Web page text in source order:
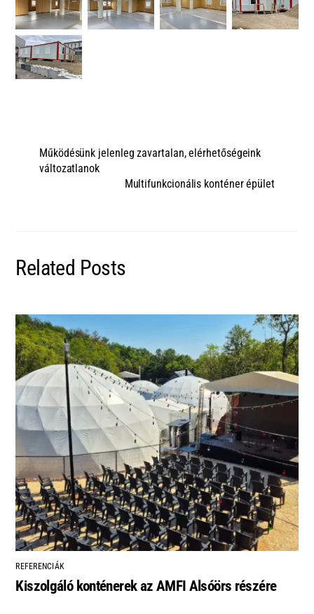
Működésünk jelenleg zavartalan, elérhetőségeink
változatlanok
Multifunkcionális konténer épület
Related Posts
REFERENCIÁK
Kiszolgáló konténerek az AMFI Alsóörs részére